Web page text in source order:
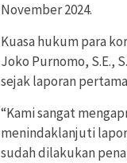
November 2024.
Kuasa hukum para
Joko Purnomo, S.E.,
sejak laporan
“Kami sangat
menindaklanjuti
sudah dilakukan